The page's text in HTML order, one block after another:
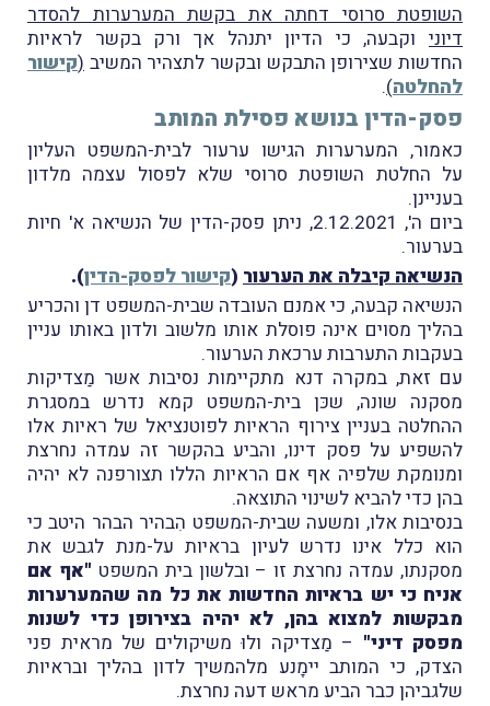
השופטת סרוסי דחתה את בקשת המערערות להסדר
דיוני וקבעה, כי הדיון יתנהל אך ורק בקשר לראיות
החדשות שצירופן התבקש ובקשר לתצהיר המשיב (קישור
להחלטה)
.
פסק-הדין בנושא פסילת המותב
כאמור, המערערות הגישו ערעור לבית-המשפט העליון
על החלטת השופטת סרוסי שלא לפסול עצמה מלדון
בעניינן.
ביום ה', 2.12.2021, ניתן פסק-הדין של הנשיאה א' חיות
בערעור.
הנשיאה קיבלה את הערעור (קישור לפסק-הדין).
הנשיאה קבעה, כי אמנם העובדה שבית-המשפט דן והכריע
בהליך מסוים אינה פוסלת אותו מלשוב ולדון באותו עניין
בעקבות התערבות ערכאת הערעור.
עם זאת, במקרה דנא מתקיימות נסיבות אשר מַצדיקות
מסקנה שונה, שכּן בית-המשפט קמא נדרש במסגרת
ההחלטה בעניין צירוף הראיות לפוטנציאל של ראיות אלו
להשפיע על פסק דינו, והביע בהקשר זה עמדה נחרצת
ומנומקת שלפיה אף אם הראיות הללו תצורפנה לא יהיה
בהן כדי להביא לשינוי התוצאה.
בנסיבות אלו, ומשעה שבית-המשפט הִבהיר הבהר היטב כי
הוא כלל אינו נדרש לעיון בראיות על-מנת לגבש את
מסקנתו, עמדה נחרצת זו – ובלשון בית המשפט "אף אם
אניח כי יש בראיות החדשות את כל מה שהמערערות
מבקשות למצוא בהן, לא יהיה בצירופן כדי לשנות
מפסק דיני" – מַצדיקה ולוּ משיקולים של מראית פני
הצדק, כי המותב יימָנע מלהמשיך לדון בהליך ובראיות
שלגביהן כבר הביע מראש דעה נחרצת.